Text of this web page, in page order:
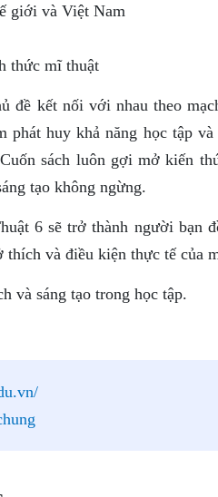
giới và Việt Nam
thức mĩ thuật
đề kết nối với nhau theo
phát huy khả năng học tập
sách luôn gợi mở kiến
tạo không ngừng.
6 sẽ trở thành người bạn
thích và điều kiện thực tế của
và sáng tạo trong học tập.